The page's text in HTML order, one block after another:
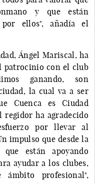
y que están
ellos", añadía el
Ángel Mariscal, ha
patrocinio con el club
ganando, son
la cual va a ser
Cuenca es Ciudad
regidor ha agradecido
por llevar al
impulso que desde la
están apoyando
ayudar a los clubes,
profesional",